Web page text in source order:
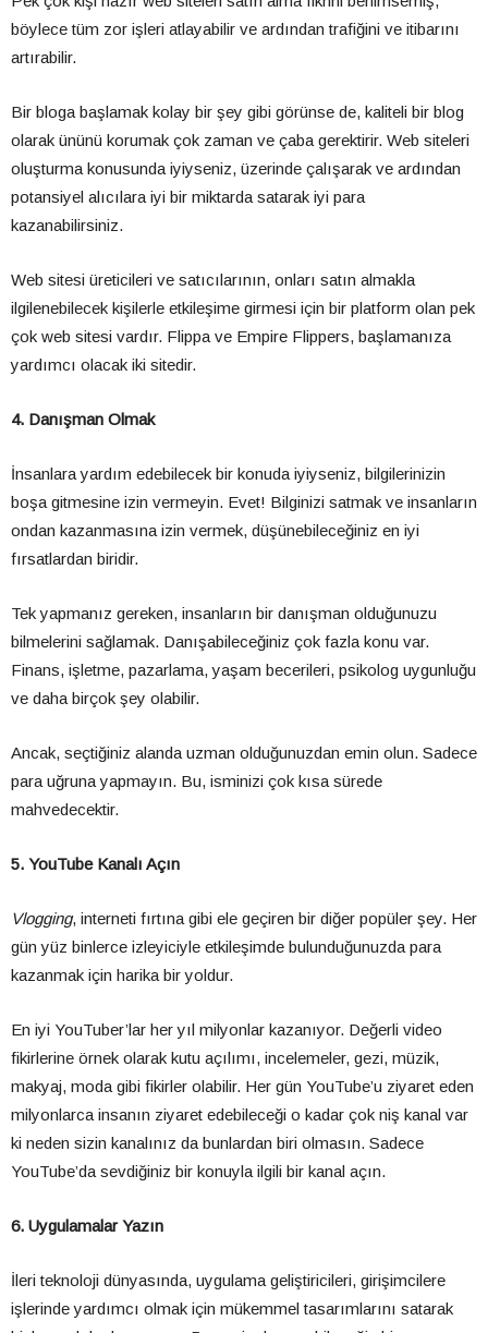
böylece tüm zor işleri atlayabilir ve ardından trafiğini ve itibarını
artırabilir.
Bir bloga başlamak kolay bir şey gibi görünse de, kaliteli bir blog
olarak ününü korumak çok zaman ve çaba gerektirir. Web siteleri
oluşturma konusunda iyiyseniz, üzerinde çalışarak ve ardından
potansiyel alıcılara iyi bir miktarda satarak iyi para
kazanabilirsiniz.
Web sitesi üreticileri ve satıcılarının, onları satın almakla
ilgilenebilecek kişilerle etkileşime girmesi için bir platform olan pek
çok web sitesi vardır. Flippa ve Empire Flippers, başlamanıza
yardımcı olacak iki sitedir.
4. Danışman Olmak
İnsanlara yardım edebilecek bir konuda iyiyseniz, bilgilerinizin
boşa gitmesine izin vermeyin. Evet! Bilginizi satmak ve insanların
ondan kazanmasına izin vermek, düşünebileceğiniz en iyi
fırsatlardan biridir.
Tek yapmanız gereken, insanların bir danışman olduğunuzu
bilmelerini sağlamak. Danışabileceğiniz çok fazla konu var.
Finans, işletme, pazarlama, yaşam becerileri, psikolog uygunluğu
ve daha birçok şey olabilir.
Ancak, seçtiğiniz alanda uzman olduğunuzdan emin olun. Sadece
para uğruna yapmayın. Bu, isminizi çok kısa sürede
mahvedecektir.
5. YouTube Kanalı Açın
Vlogging, interneti fırtına gibi ele geçiren bir diğer popüler şey. Her
gün yüz binlerce izleyiciyle etkileşimde bulunduğunuzda para
kazanmak için harika bir yoldur.
En iyi YouTuber’lar her yıl milyonlar kazanıyor. Değerli video
fikirlerine örnek olarak kutu açılımı, incelemeler, gezi, müzik,
makyaj, moda gibi fikirler olabilir. Her gün YouTube’u ziyaret eden
milyonlarca insanın ziyaret edebileceği o kadar çok niş kanal var
ki neden sizin kanalınız da bunlardan biri olmasın. Sadece
YouTube’da sevdiğiniz bir konuyla ilgili bir kanal açın.
6. Uygulamalar Yazın
İleri teknoloji dünyasında, uygulama geliştiricileri, girişimcilere
işlerinde yardımcı olmak için mükemmel tasarımlarını satarak